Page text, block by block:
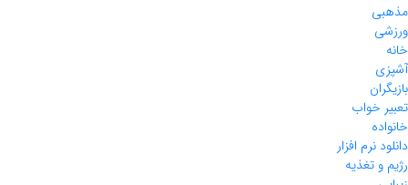
مذهبی
ورزشی
خانه
آشپزی
بازیگران
تعبیر خواب
خانواده
دانلود نرم افزار
رژیم و تغذیه